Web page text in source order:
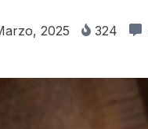
2025 324